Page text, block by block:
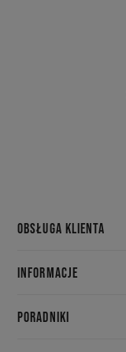
OBSŁUGA KLIENTA
INFORMACJE
PORADNIKI